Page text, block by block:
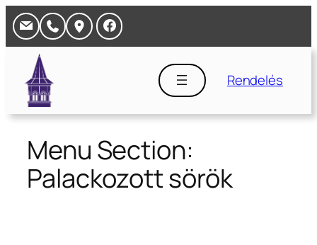
Ugrás
tartalomhoz
Rendelés
Menu Section:
Palackozott sörök